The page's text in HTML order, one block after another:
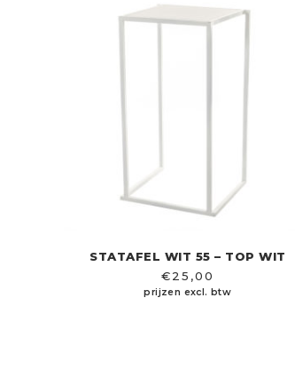
STATAFEL WIT 55 – TOP WIT
€25,00
prijzen excl. btw